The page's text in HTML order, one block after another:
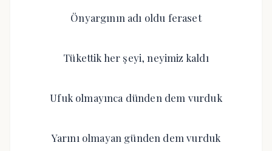
Önyargının adı oldu feraset
Tükettik her şeyi, neyimiz kaldı
Ufuk olmayınca dünden dem vurduk
Yarını olmayan günden dem vurduk